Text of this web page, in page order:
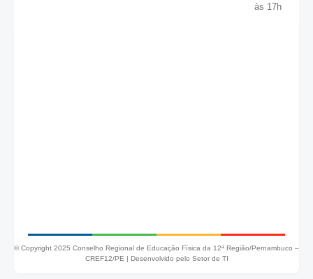
às 17h
© Copyright 2025 Conselho Regional de Educação Física da 12ª Região/Pernambuco –
CREF12/PE | Desenvolvido pelo Setor de TI